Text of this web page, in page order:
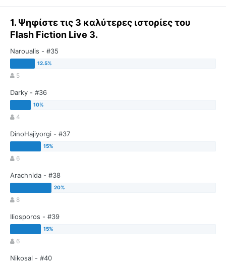
1. Ψηφίστε τις 3 καλύτερες ιστορίες του
Flash Fiction Live 3.
Naroualis - #35
5
Darky - #36
4
DinoHajiyorgi - #37
6
Arachnida - #38
8
Iliosporos - #39
6
Nikosal - #40